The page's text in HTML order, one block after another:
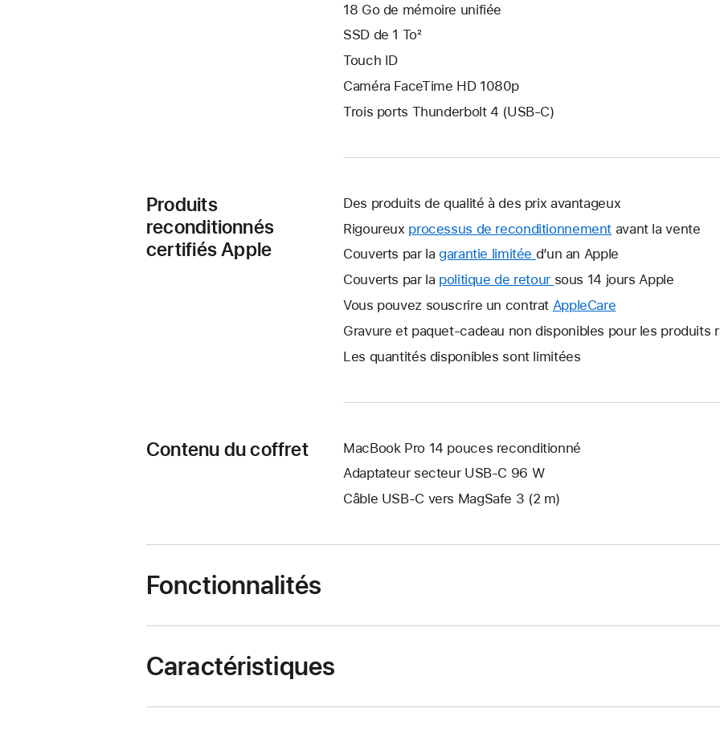
18 Go de mémoire unifiée
SSD de 1 To²
Touch ID
Caméra FaceTime HD 1080p
Trois ports Thunderbolt 4 (USB-C)
Produits
reconditionnés
certifiés Apple
Des produits de qualité à des prix avantageux
Rigoureux processus de reconditionnement avant la vente
Couverts par la garantie limitée Une
nouvelle
s’ouvre.
d’un an Apple
Couverts par la politique de retour Une
nouvelle
s’ouvre.
sous 14 jours Apple
Vous pouvez souscrire un contrat AppleCare
nouvelle
Gravure et paquet-cadeau non disponibles pour les produits
Les quantités disponibles sont limitées
Contenu du coffret
MacBook Pro 14 pouces reconditionné
Adaptateur secteur USB‑C 96 W
Câble USB-C vers MagSafe 3 (2 m)
Fonctionnalités
Caractéristiques